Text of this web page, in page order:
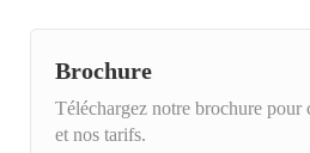
Brochure
Téléchargez notre brochure pour
et nos tarifs.